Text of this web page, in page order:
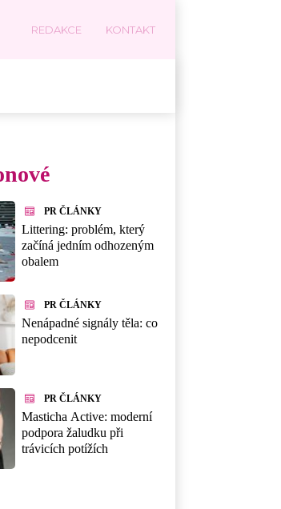
REDAKCE KONTAKT
PR ČLÁNKY
Littering: problém, který
začíná jedním odhozeným
obalem
PR ČLÁNKY
Nenápadné signály těla: co
nepodcenit
PR ČLÁNKY
Masticha Active: moderní
podpora žaludku při
trávicích potížích